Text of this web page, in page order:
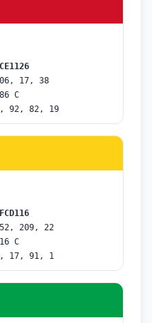
17, 38
C
92, 82, 19
209, 22
C
17, 91, 1